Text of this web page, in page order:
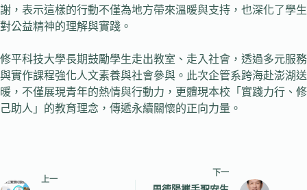
謝，表示這樣的行動不僅為地方帶來溫暖與支持，也深化了學生
對公益精神的理解與實踐。
修平科技大學長期鼓勵學生走出教室、走入社會，透過多元服務
與實作課程強化人文素養與社會參與。此次企管系跨海赴澎湖送
暖，不僅展現青年的熱情與行動力，更體現本校「實踐力行、修
己助人」的教育理念，傳遞永續關懷的正向力量。
上一
下一